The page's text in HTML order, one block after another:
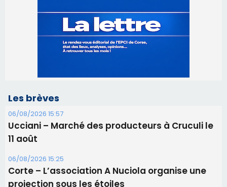
06/08/2026 15:57
Ucciani – Marché des producteurs à Cruculi le
Corte – L’association A Nuciola organise une
projection sous les étoiles
06/08/2026 15:04
Alata - Soirée Tango Argentin au stade de San
Benedetto
05/08/2026 09:53
Biguglia : messe de la Sainte-Marie et
procession le 14 août